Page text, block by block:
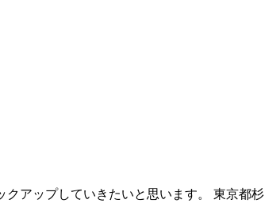
アップしていきたいと思います。 東京都杉